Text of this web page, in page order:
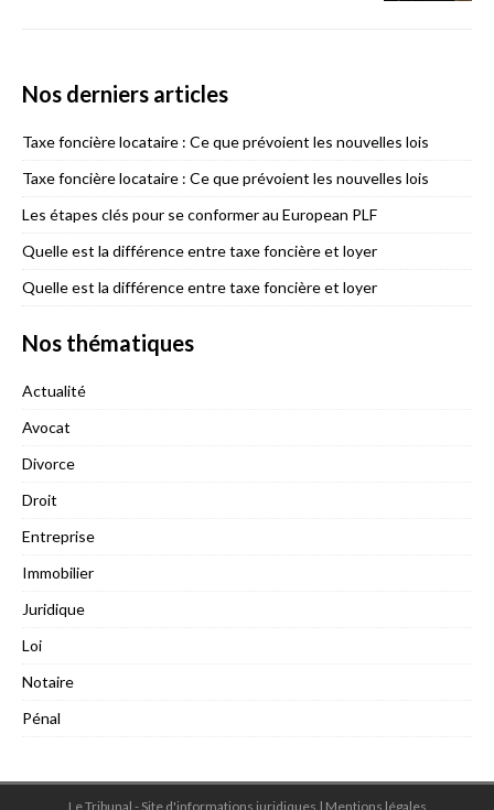
Nos derniers articles
Taxe foncière locataire : Ce que prévoient les nouvelles lois
Taxe foncière locataire : Ce que prévoient les nouvelles lois
Les étapes clés pour se conformer au European PLF
Quelle est la différence entre taxe foncière et loyer
Quelle est la différence entre taxe foncière et loyer
Nos thématiques
Actualité
Avocat
Divorce
Droit
Entreprise
Immobilier
Juridique
Loi
Notaire
Pénal
Le Tribunal - Site d'informations juridiques | Mentions légales